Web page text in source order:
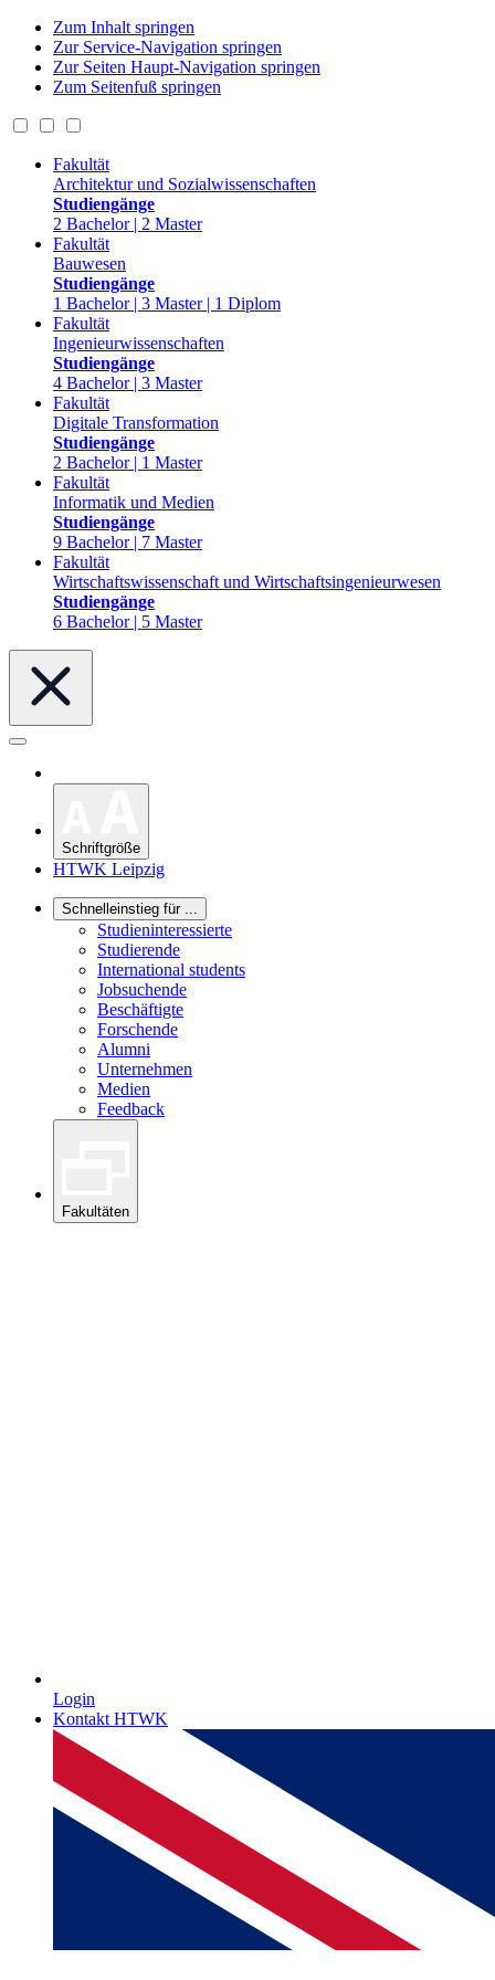
Zum Inhalt springen
Zur Service-Navigation springen
Zur Seiten Haupt-Navigation springen
Zum Seitenfuß springen
Fakultät
Architektur und Sozialwissenschaften
Studiengänge
2 Bachelor | 2 Master
Fakultät
Bauwesen
Studiengänge
1 Bachelor | 3 Master | 1 Diplom
Fakultät
Ingenieurwissenschaften
Studiengänge
4 Bachelor | 3 Master
Fakultät
Digitale Transformation
Studiengänge
2 Bachelor | 1 Master
Fakultät
Informatik und Medien
Studiengänge
9 Bachelor | 7 Master
Fakultät
Wirtschaftswissenschaft und Wirtschaftsingenieurwesen
Studiengänge
6 Bachelor | 5 Master
Schriftgröße
HTWK Leipzig
Schnelleinstieg für ...
Studieninteressierte
Studierende
International students
Jobsuchende
Beschäftigte
Forschende
Alumni
Unternehmen
Medien
Feedback
Fakultäten
Login
Kontakt HTWK